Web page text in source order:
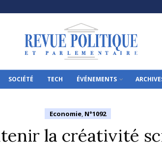
SOCIÉTÉ TECH ÉVÉNEMENTS
Economie, N°1092
la créativité